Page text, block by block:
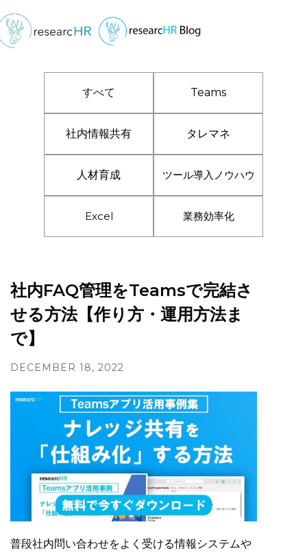
すべて Teams
社内情報共有 タレマネ
人材育成 ツール導入ノウハウ
Excel 業務効率化
社内FAQ管理をTeamsで完結さ
せる方法【作り方・運用方法ま
で】
DECEMBER 18, 2022
普段社内問い合わせをよく受ける情報システムや